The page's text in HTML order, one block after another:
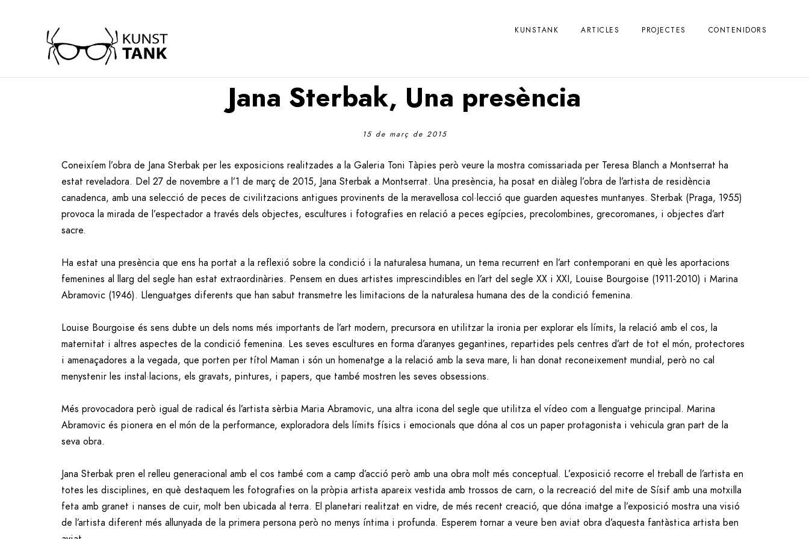
KUNSTANK ARTICLES PROJECTES CONTENIDORS
Jana Sterbak, Una presència
15 de març de 2015
Coneixíem l’obra de Jana Sterbak per les exposicions realitzades a la Galeria Toni Tàpies però veure la mostra comissariada per Teresa Blanch a Montserrat ha
estat reveladora. Del 27 de novembre a l’1 de març de 2015, Jana Sterbak a Montserrat. Una presència, ha posat en diàleg l’obra de l’artista de residència
canadenca, amb una selecció de peces de civilitzacions antigues provinents de la meravellosa col·lecció que guarden aquestes muntanyes. Sterbak (Praga, 1955)
provoca la mirada de l’espectador a través dels objectes, escultures i fotografies en relació a peces egípcies, precolombines, grecoromanes, i objectes d’art
sacre.
Ha estat una presència que ens ha portat a la reflexió sobre la condició i la naturalesa humana, un tema recurrent en l’art contemporani en què les aportacions
femenines al llarg del segle han estat extraordinàries. Pensem en dues artistes imprescindibles en l’art del segle XX i XXI, Louise Bourgoise (1911-2010) i Marina
Abramovic (1946). Llenguatges diferents que han sabut transmetre les limitacions de la naturalesa humana des de la condició femenina.
Louise Bourgoise és sens dubte un dels noms més importants de l’art modern, precursora en utilitzar la ironia per explorar els límits, la relació amb el cos, la
maternitat i altres aspectes de la condició femenina. Les seves escultures en forma d’aranyes gegantines, repartides pels centres d’art de tot el món, protectores
i amenaçadores a la vegada, que porten per títol Maman i són un homenatge a la relació amb la seva mare, li han donat reconeixement mundial, però no cal
menystenir les instal·lacions, els gravats, pintures, i papers, que també mostren les seves obsessions.
Més provocadora però igual de radical és l’artista sèrbia Maria Abramovic, una altra icona del segle que utilitza el vídeo com a llenguatge principal. Marina
Abramovic és pionera en el món de la performance, exploradora dels límits físics i emocionals que dóna al cos un paper protagonista i vehicula gran part de la
seva obra.
Jana Sterbak pren el relleu generacional amb el cos també com a camp d’acció però amb una obra molt més conceptual. L’exposició recorre el treball de l’artista en
totes les disciplines, en què destaquem les fotografies on la pròpia artista apareix vestida amb trossos de carn, o la recreació del mite de Sísif amb una motxilla
feta amb granet i nanses de cuir, molt ben ubicada al terra. El planetari realitzat en vidre, de més recent creació, que dóna imatge a l’exposició mostra una visió
de l’artista diferent més allunyada de la primera persona però no menys íntima i profunda. Esperem tornar a veure ben aviat obra d’aquesta fantàstica artista ben